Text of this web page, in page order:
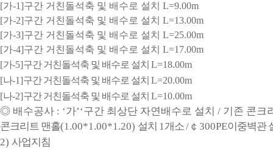
[가-1]구간 거친돌석축 및 배수로 설치 L=9.00m
[가-2]구간 거친돌석축 및 배수로 설치 L=13.00m
[가-3]구간 거친돌석축 및 배수로 설치 L=25.00m
[가-4]구간 거친돌석축 및 배수로 설치 L=17.00m
[가-5]구간 거친돌석축 및 배수로 설치 L=18.00m
[나-1]구간 거친돌석축 및 배수로 설치 L=20.00m
[나-2]구간 거친돌석축 및 배수로 설치 L=10.00m
◎ 배수공사 : ‘가’‘구간 최상단 자연배수로 설치 / 기존 콘크
콘크리트 맨홀(1.00*1.00*1.20) 설치 1개소/ ￠ 300PE이중벽관
2) 사업지침